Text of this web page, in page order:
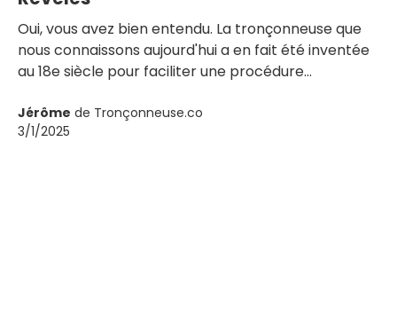
Oui, vous avez bien entendu. La tronçonneuse que
nous connaissons aujourd'hui a en fait été inventée
au 18e siècle pour faciliter une procédure
Jérôme de Tronçonneuse.co
3/1/2025